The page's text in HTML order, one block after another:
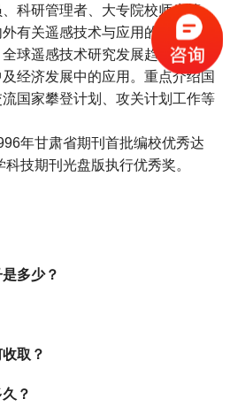
科研管理者、大专院校师生等。
有关遥感技术与应用的新理论、
球遥感技术研究发展趋势等，推
经济发展中的应用。重点介绍国
国家攀登计划、攻关计划工作等
年甘肃省期刊首批编校优秀达
技期刊光盘版执行优秀奖。
多少？
取？
？